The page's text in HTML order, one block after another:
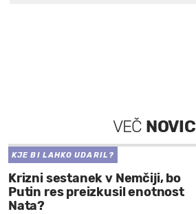
VEČ NOVIC
KJE BI LAHKO UDARIL?
Krizni sestanek v Nemčiji, bo
Putin res preizkusil enotnost
Nata?